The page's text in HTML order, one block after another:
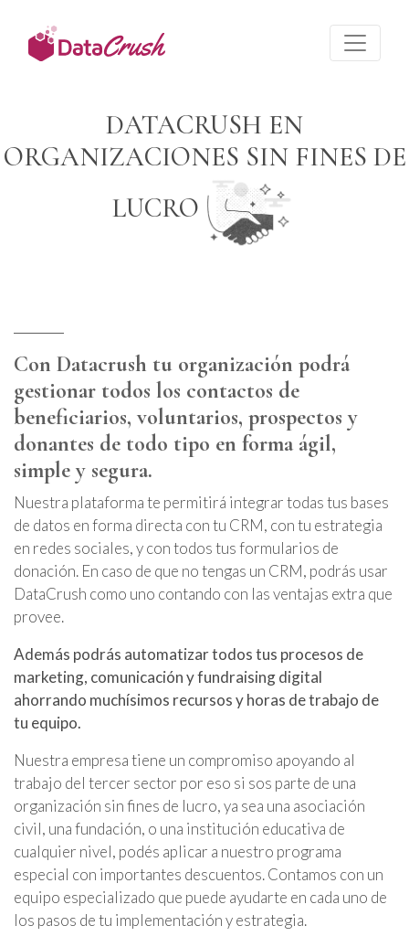
DATACRUSH EN
ORGANIZACIONES SIN FINES DE
LUCRO
Con Datacrush tu organización podrá
gestionar todos los contactos de
beneficiarios, voluntarios, prospectos y
donantes de todo tipo en forma ágil,
simple y segura.
Nuestra plataforma te permitirá integrar todas tus bases
de datos en forma directa con tu CRM, con tu estrategia
en redes sociales, y con todos tus formularios de
donación. En caso de que no tengas un CRM, podrás usar
DataCrush como uno contando con las ventajas extra que
provee.
Además podrás automatizar todos tus procesos de
marketing, comunicación y fundraising digital
ahorrando muchísimos recursos y horas de trabajo de
tu equipo.
Nuestra empresa tiene un compromiso apoyando al
trabajo del tercer sector por eso si sos parte de una
organización sin fines de lucro, ya sea una asociación
civil, una fundación, o una institución educativa de
cualquier nivel, podés aplicar a nuestro programa
especial con importantes descuentos. Contamos con un
equipo especializado que puede ayudarte en cada uno de
los pasos de tu implementación y estrategia.